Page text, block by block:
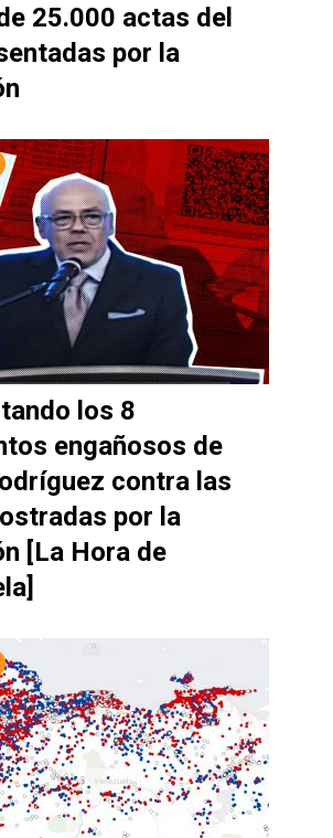
25.000 actas del
por la
los 8
engañosos de
contra las
por la
[La Hora de